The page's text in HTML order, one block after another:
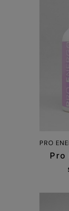
PRO
Pro